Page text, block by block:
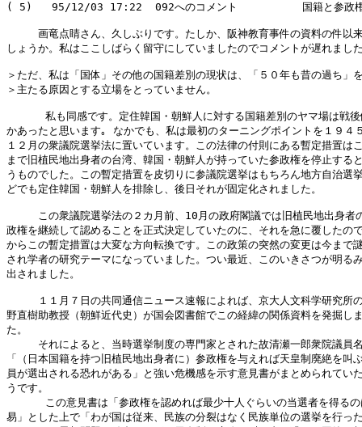
( 5)   95/12/03 17:22  092へのコメント          国籍と参政
画竜点睛さん、久しぶりです。たしか、阪神教育事件の資料の件以
しょうか。私はここしばらく留守にしていましたのでコメントが遅れまし
＞ただ、私は「国体」その他の国籍差別の現状は、「５０年も昔の過ち」
＞主たる原因とする立場をとっていません。
私も同感です。定住韓国・朝鮮人に対する国籍差別のヤマ場は戦
かあったと思います｡ なかでも、私は最初のターニングポイントを１９４
１２月の衆議院選挙法に置いています。この法律の付則にある暫定措置は
まで旧植民地出身者の台湾、韓国・朝鮮人が持っていた参政権を停止する
うものでした。この暫定措置を皮切りに参議院選挙はもちろん地方自治選
どでも定住韓国・朝鮮人を排除し、後日それが固定化されました。
この衆議院選挙法の２カ月前、10月の政府閣議では旧植民地出身者
政権を継続して認めることを正式決定していたのに、それを急に覆したの
からこの暫定措置は大変な方向転換です。この政策の突然の変更は今まで
され学者の研究テーマになっていました。つい最近、このいきさつが明る
出されました。
１１月７日の共同通信ニュース速報によれば、京大人文科学研究所
野直樹助教授（朝鮮近代史）が国会図書館でこの経緯の関係資料を発掘し
た。
それによると、当時選挙制度の専門家とされた故清瀬一郎衆院議員
「（日本国籍を持つ旧植民地出身者に）参政権を与えれば天皇制廃絶を叫
員が選出される恐れがある」と強い危機感を示す意見書がまとめられてい
うです。
この意見書は「参政権を認めれば最少十人ぐらいの当選者を得る
易」とした上で「わが国は従来、民族の分裂はなく民族単位の選挙を行っ